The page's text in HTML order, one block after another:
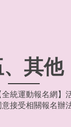
其他
統運動報名網】
接受相關報名辦